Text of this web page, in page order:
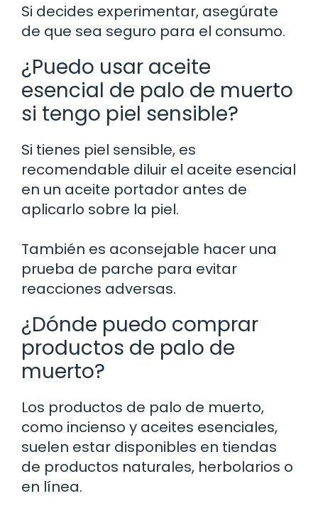
Si decides experimentar, asegúrate
de que sea seguro para el consumo.
¿Puedo usar aceite
esencial de palo de muerto
si tengo piel sensible?
Si tienes piel sensible, es
recomendable diluir el aceite esencial
en un aceite portador antes de
aplicarlo sobre la piel.
También es aconsejable hacer una
prueba de parche para evitar
reacciones adversas.
¿Dónde puedo comprar
productos de palo de
muerto?
Los productos de palo de muerto,
como incienso y aceites esenciales,
suelen estar disponibles en tiendas
de productos naturales, herbolarios o
en línea.